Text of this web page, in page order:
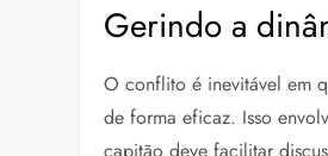
Gerindo a
O conflito é inevitável em
de forma eficaz. Isso